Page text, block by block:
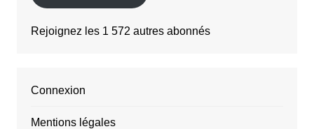
Rejoignez les 1 572 autres abonnés
Connexion
Mentions légales